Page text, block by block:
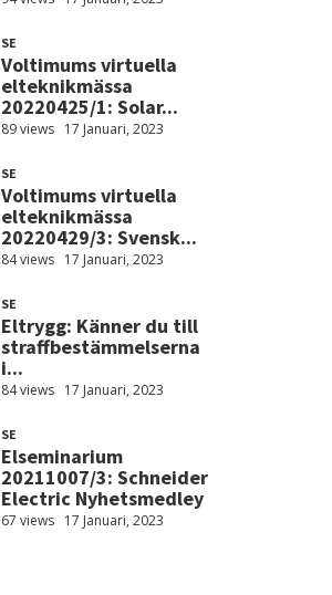
SE
Voltimums virtuella
elteknikmässa
20220425/1: Solar...
89 views 17 Januari, 2023
SE
Voltimums virtuella
elteknikmässa
20220429/3: Svensk...
84 views 17 Januari, 2023
SE
Eltrygg: Känner du till
straffbestämmelserna
i...
84 views 17 Januari, 2023
SE
Elseminarium
20211007/3: Schneider
Electric Nyhetsmedley
67 views 17 Januari, 2023